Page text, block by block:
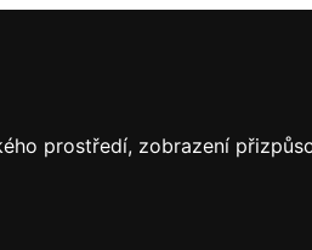
prostředí, zobrazení